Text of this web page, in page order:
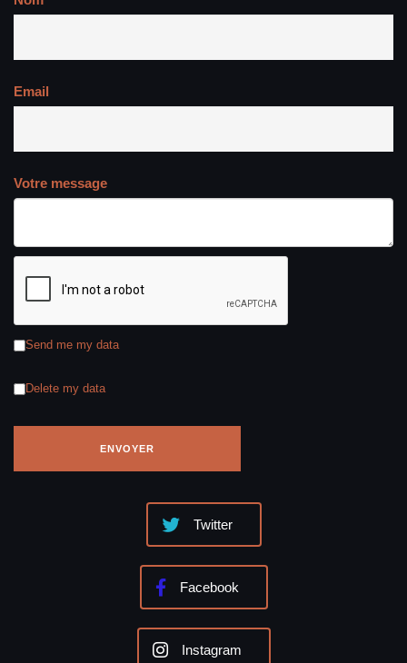
Email
Votre message
Send me my data
Delete my data
Twitter
Facebook
Instagram